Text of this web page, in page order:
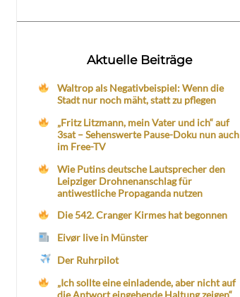
Aktuelle Beiträge
Waltrop als Negativbeispiel: Wenn die
Stadt nur noch mäht, statt zu pflegen
„Fritz Litzmann, mein Vater und ich“ auf
3sat – Sehenswerte Pause-Doku nun auch
im Free-TV
Wie Putins deutsche Lautsprecher den
Leipziger Drohnenanschlag für
antiwestliche Propaganda nutzen
Die 542. Cranger Kirmes hat begonnen
Eivør live in Münster
Der Ruhrpilot
„Ich sollte eine einladende, aber nicht auf
die Antwort eingehende Haltung zeigen“